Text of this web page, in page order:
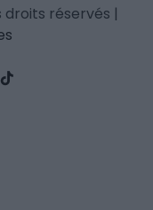
droits réservés |